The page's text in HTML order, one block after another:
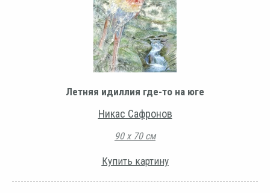
Летняя идиллия где-то на юге
Никас Сафронов
90 х 70 см
Купить картину